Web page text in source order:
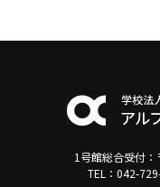
1号館総合受付
TEL：042-